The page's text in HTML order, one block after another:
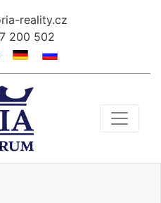
reality.cz
200 502
Toggle